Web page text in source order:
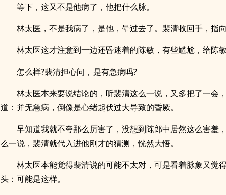
等下，这又不是他病了，他把什么脉。
林太医，不是我病了，是他，晕过去了。裴清收回手，指向
林太医这才注意到一边还昏迷着的陈敏，有些尴尬，给陈敏
怎么样?裴清担心问，是有急病吗?
林太医本来要说结论的，听裴清这么一说，又多把了一会
道：并无急病，倒像是心绪起伏过大导致的昏厥。
早知道我就不夸那么厉害了，没想到陈郎中居然这么害羞
么一说，裴清就代入进他刚才的猜测，恍然大悟。
林太医本能觉得裴清说的可能不太对，可是看着脉象又觉
头：可能是这样。